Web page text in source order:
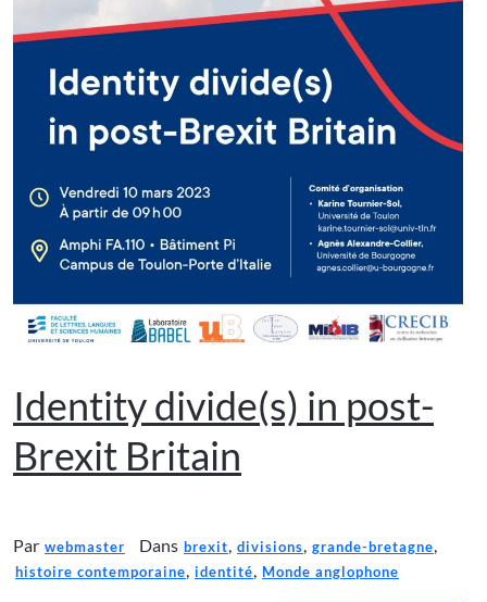
Identity divide(s) in post-
Brexit Britain
Par webmaster Dans brexit divisions grande-bretagne
histoire contemporaine identité Monde anglophone